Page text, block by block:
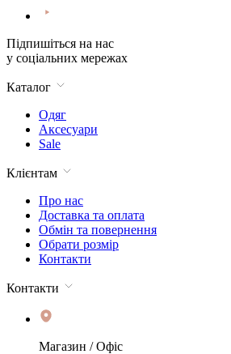
Підпишіться на нас
у соціальних мережах
Каталог
Одяг
Аксесуари
Sale
Клієнтам
Про нас
Доставка та оплата
Обмін та повернення
Обрати розмір
Контакти
Контакти
Магазин / Офіс